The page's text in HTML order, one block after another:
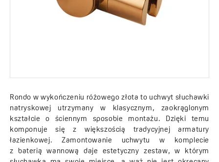
Rondo w wykończeniu różowego złota to uchwyt słuchawki
natryskowej utrzymany w klasycznym, zaokrąglonym
kształcie o ściennym sposobie montażu. Dzięki temu
komponuje się z większością tradycyjnej armatury
łazienkowej. Zamontowanie uchwytu w komplecie
z baterią wannową daje estetyczny zestaw, w którym